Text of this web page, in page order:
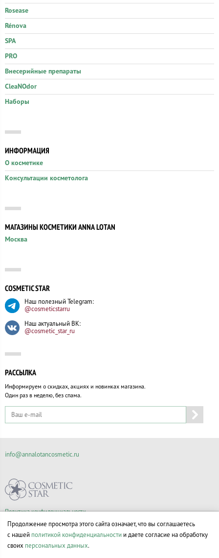
Rosease
Rénova
SPA
PRO
Внесерийные препараты
CleaNOdor
Наборы
ИНФОРМАЦИЯ
О косметике
Консультации косметолога
МАГАЗИНЫ КОСМЕТИКИ ANNA LOTAN
Москва
COSMETIC STAR
Наш полезный Telegram:
@cosmeticstarru
Наш актуальный ВК:
@cosmetic_star_ru
РАССЫЛКА
Информируем о скидках, акциях и новинках магазина.
Один раз в неделю, без спама.
Политика конфиденциальности
Правила продажи товаров
Согласие на обработку персональных данных
info@annalotancosmetic.ru
Продолжение просмотра этого сайта означает, что вы соглашаетесь
с нашей политикой конфиденциальности и даете согласие на обработку
своих персональных данных.